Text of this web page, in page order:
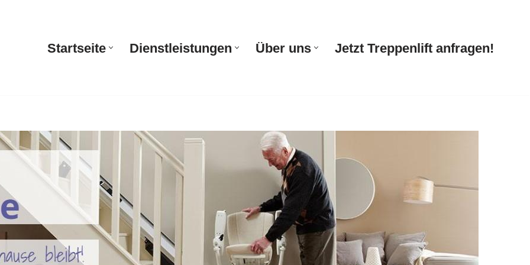
Startseite Dienstleistungen Über uns Jetzt Treppenlift anfragen!